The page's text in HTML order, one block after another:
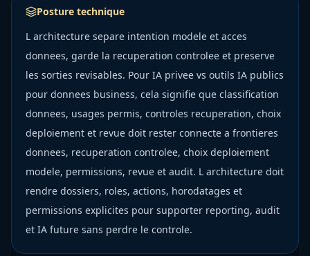
Posture technique
L architecture separe intention modele et acces
donnees, garde la recuperation controlee et preserve
les sorties revisables. Pour IA privee vs outils IA publics
pour donnees business, cela signifie que classification
donnees, usages permis, controles recuperation, choix
deploiement et revue doit rester connecte a frontieres
donnees, recuperation controlee, choix deploiement
modele, permissions, revue et audit. L architecture doit
rendre dossiers, roles, actions, horodatages et
permissions explicites pour supporter reporting, audit
et IA future sans perdre le controle.